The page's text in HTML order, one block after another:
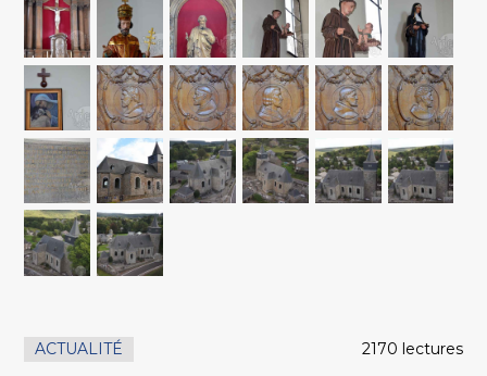
ACTUALITÉ 2170 lectures